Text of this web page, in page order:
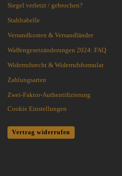
Siegel verletzt / gebrochen?
Stahltabelle
Versandkosten & Versandländer
Waffengesetzänderungen 2024: FAQ
Widerrufsrecht & Widerrufsformular
Zahlungsarten
Zwei-Faktor-Authentifizierung
Cookie Einstellungen
Vertrag widerrufen